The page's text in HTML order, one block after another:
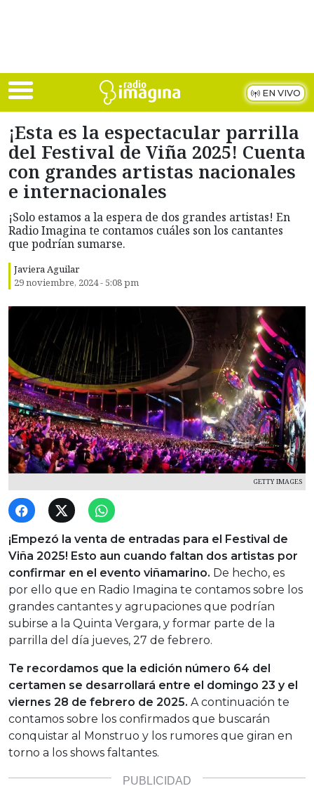
EN VIVO
¡Esta es la espectacular parrilla
del Festival de Viña 2025! Cuenta
con grandes artistas nacionales
e internacionales
¡Solo estamos a la espera de dos grandes artistas! En
Radio Imagina te contamos cuáles son los cantantes
que podrían sumarse.
Javiera Aguilar
29 noviembre, 2024 - 5:08 pm
GETTY IMAGES
¡Empezó la venta de entradas para el Festival de
Viña 2025! Esto aun cuando faltan dos artistas por
confirmar en el evento viñamarino. De hecho, es
por ello que en Radio Imagina te contamos sobre los
grandes cantantes y agrupaciones que podrían
subirse a la Quinta Vergara, y formar parte de la
parrilla del día jueves, 27 de febrero.
Te recordamos que la edición número 64 del
certamen se desarrollará entre el domingo 23 y el
viernes 28 de febrero de 2025. A continuación te
contamos sobre los confirmados que buscarán
conquistar al Monstruo y los rumores que giran en
torno a los shows faltantes.